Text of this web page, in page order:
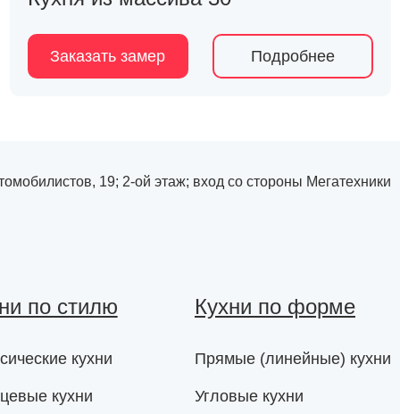
Заказать замер Подробнее
19; 2-ой этаж; вход со стороны Мегатехники
по стилю
кухни
кухни
Кухни по форме
Прямые (линейные) кухни
Угловые кухни